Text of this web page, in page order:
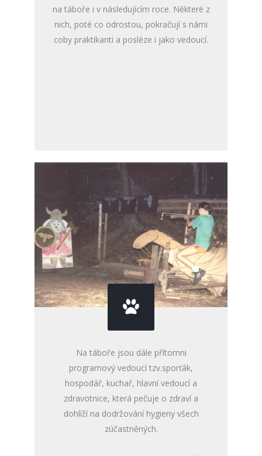
na táboře i v následujícím roce. Některé z
nich, poté co odrostou, pokračují s námi
coby praktikanti a posléze i jako vedoucí.
Na táboře jsou dále přítomni
programový vedoucí tzv.sporťák,
hospodář, kuchař, hlavní vedoucí a
zdravotnice, která pečuje o zdraví a
dohlíží na dodržování hygieny všech
zúčastněných.